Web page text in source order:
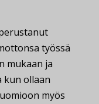
työssä
mukaan ja
kun ollaan
myös